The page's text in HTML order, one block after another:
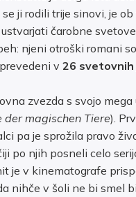
ji rodili trije sinovi, je
čarobne
njeni otroški romani
v 26 svetovnih
zvezda s svojo
der magischen Tiere).
pa je sprožila pravo
po njih posneli celo
je v kinematografe
nihče v šoli ne bi smel